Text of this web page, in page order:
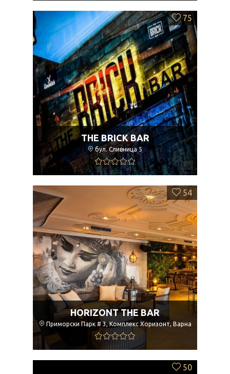
75
THE BRICK BAR
бул. Сливница 5
54
HORIZONT THE BAR
Приморски Парк # 3, Комплекс Хоризонт, Варна
50